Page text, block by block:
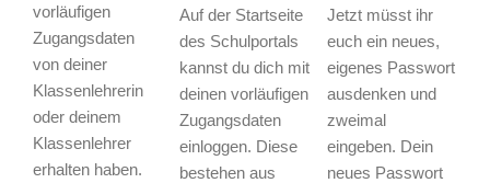
vorläufigen
Zugangsdaten
von deiner
Klassenlehrerin
oder deinem
Klassenlehrer
erhalten haben.
Auf der Startseite
des Schulportals
kannst du dich mit
deinen vorläufigen
Zugangsdaten
einloggen. Diese
bestehen aus
Jetzt müsst ihr
euch ein neues,
eigenes Passwort
ausdenken und
zweimal
eingeben. Dein
neues Passwort